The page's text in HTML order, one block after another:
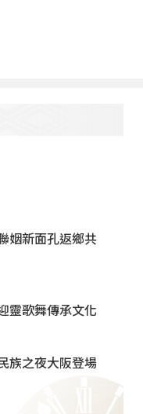
姻新面孔返鄉共
靈歌舞傳承文化
族之夜大阪登場